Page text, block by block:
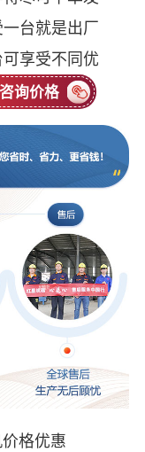
台就是出厂
享受不同优
询价格
格优惠